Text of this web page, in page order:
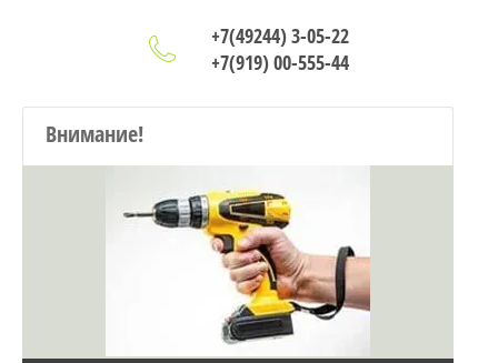
+7(49244) 3-05-22
+7(919) 00-555-44
Внимание!